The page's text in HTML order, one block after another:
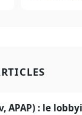
APAP) : le